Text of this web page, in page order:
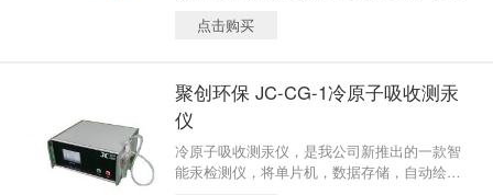
门、食品卫生、质量监督检验等部门。
点击购买
聚创环保 JC-CG-1冷原子吸收测汞
仪
冷原子吸收测汞仪，是我公司新推出的一款智
能汞检测仪，将单片机，数据存储，自动绘制